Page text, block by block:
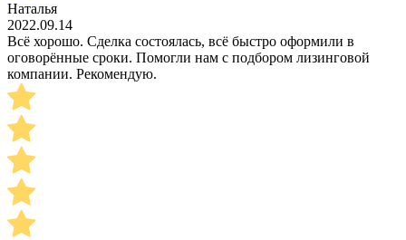
Наталья
2022.09.14
Всё хорошо. Сделка состоялась, всё быстро оформили в
оговорённые сроки. Помогли нам с подбором лизинговой
компании. Рекомендую.